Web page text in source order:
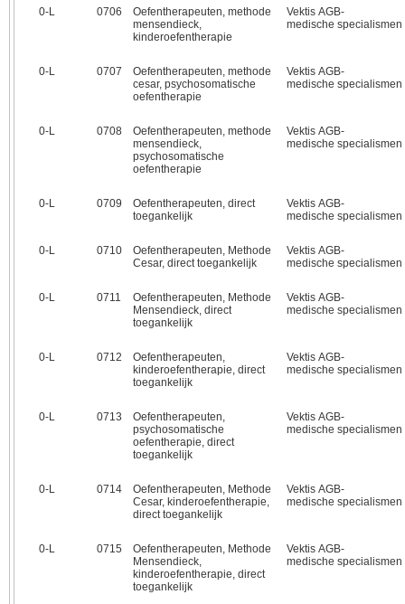
0‑L 0706
Oefentherapeuten, methode
mensendieck,
kinderoefentherapie
Vektis AGB-
medische specialismen
0‑L 0707
Oefentherapeuten, methode
cesar, psychosomatische
oefentherapie
Vektis AGB-
medische specialismen
0‑L 0708
Oefentherapeuten, methode
mensendieck,
psychosomatische
oefentherapie
Vektis AGB-
medische specialismen
0‑L 0709
Oefentherapeuten, direct
toegankelijk
Vektis AGB-
medische specialismen
0‑L 0710
Oefentherapeuten, Methode
Cesar, direct toegankelijk
Vektis AGB-
medische specialismen
0‑L 0711
Oefentherapeuten, Methode
Mensendieck, direct
toegankelijk
Vektis AGB-
medische specialismen
0‑L 0712
Oefentherapeuten,
kinderoefentherapie, direct
toegankelijk
Vektis AGB-
medische specialismen
0‑L 0713
Oefentherapeuten,
psychosomatische
oefentherapie, direct
toegankelijk
Vektis AGB-
medische specialismen
0‑L 0714
Oefentherapeuten, Methode
Cesar, kinderoefentherapie,
direct toegankelijk
Vektis AGB-
medische specialismen
0‑L 0715
Oefentherapeuten, Methode
Mensendieck,
kinderoefentherapie, direct
toegankelijk
Vektis AGB-
medische specialismen